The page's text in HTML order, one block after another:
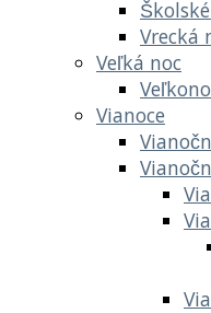
Vrecká
Veľká noc
Vianoce